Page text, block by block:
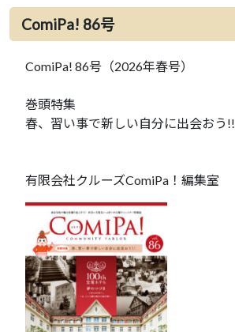
ComiPa! 86号
ComiPa! 86号（2026年春号）
巻頭特集
春、習い事で新しい自分に出会おう!!
有限会社クルーズComiPa！編集室